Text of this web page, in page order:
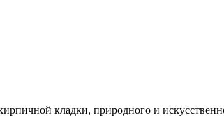
кладки, природного и